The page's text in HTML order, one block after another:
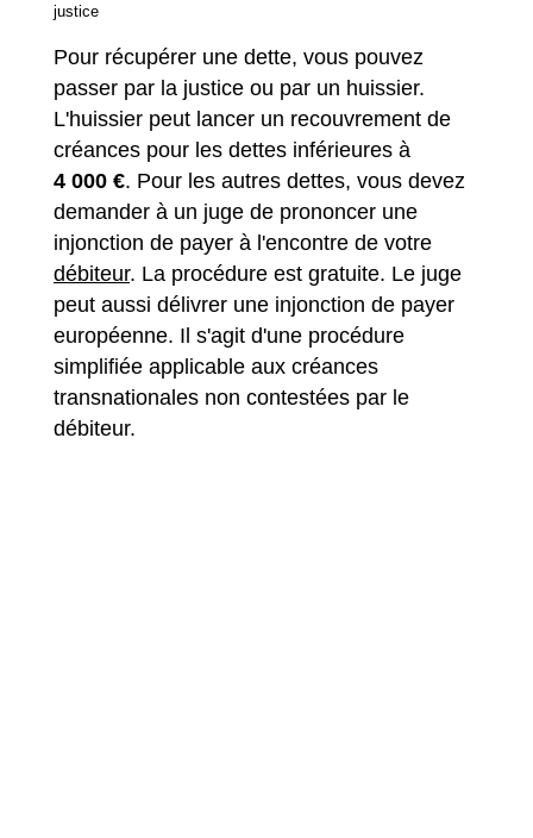
justice
Pour récupérer une dette, vous pouvez
passer par la justice ou par un huissier.
L'huissier peut lancer un recouvrement de
créances pour les dettes inférieures à
4 000 €. Pour les autres dettes, vous devez
demander à un juge de prononcer une
injonction de payer à l'encontre de votre
débiteur. La procédure est gratuite. Le juge
peut aussi délivrer une injonction de payer
européenne. Il s'agit d'une procédure
simplifiée applicable aux créances
transnationales non contestées par le
débiteur.